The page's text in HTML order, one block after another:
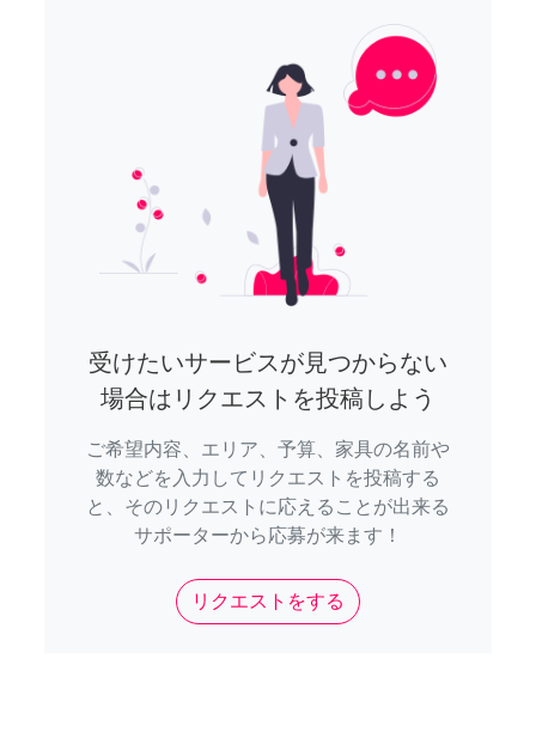
受けたいサービスが見つからない
場合はリクエストを投稿しよう
ご希望内容、エリア、予算、家具の名前や
数などを入力してリクエストを投稿する
と、そのリクエストに応えることが出来る
サポーターから応募が来ます！
リクエストをする